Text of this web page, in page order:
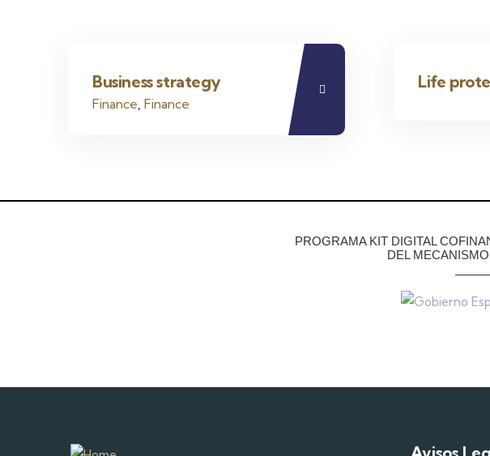
Business strategy
Finance, Finance
Life
PROGRAMA KIT DIGITAL
DEL